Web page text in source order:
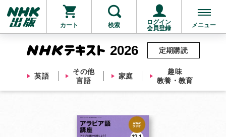
カート 検索
ログイン
会員登録
メニュー
2026
英語
その他
言語
家庭
趣味
教養・教育
定期購読
他にも商品を買う